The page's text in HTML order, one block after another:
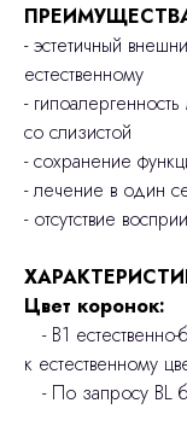
- эстетичный
естественному
-
со слизистой
- сохранение
- лечение в один
- отсутствие
Цвет коронок:
- В1
к естественному
- По запросу BL